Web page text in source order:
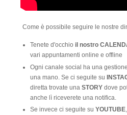
Come è possibile seguire le nostre
Tenete d'occhio il nostro
vari appuntamenti online e offline
Ogni canale social ha una
una mano. Se ci seguite su
diretta trovate unaSTORY dove
anche lì riceverete una notifica.
Se invece ci seguite suYOUTUBE